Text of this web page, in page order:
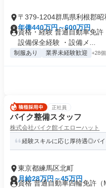
〒379-1204群馬県利根郡昭
年俸440万円～600万円
資格・経験 普通自動車免許
設備保全経験 ・設備メ...
制服あり 業界未経験歓迎 +28個
正社員
バイク整備スタッフ
株式会社バイク館イエローハット
経験スキルに応じ厚待遇◎バイ
東京都練馬区北町
月給28万円～45万円
資格 普通自動車四輪免許